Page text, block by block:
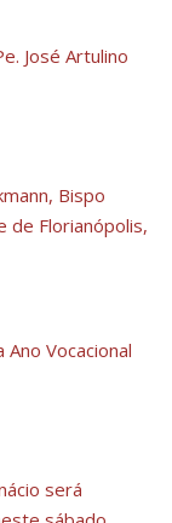
José Artulino
Bispo
de Florianópolis,
Vocacional
será